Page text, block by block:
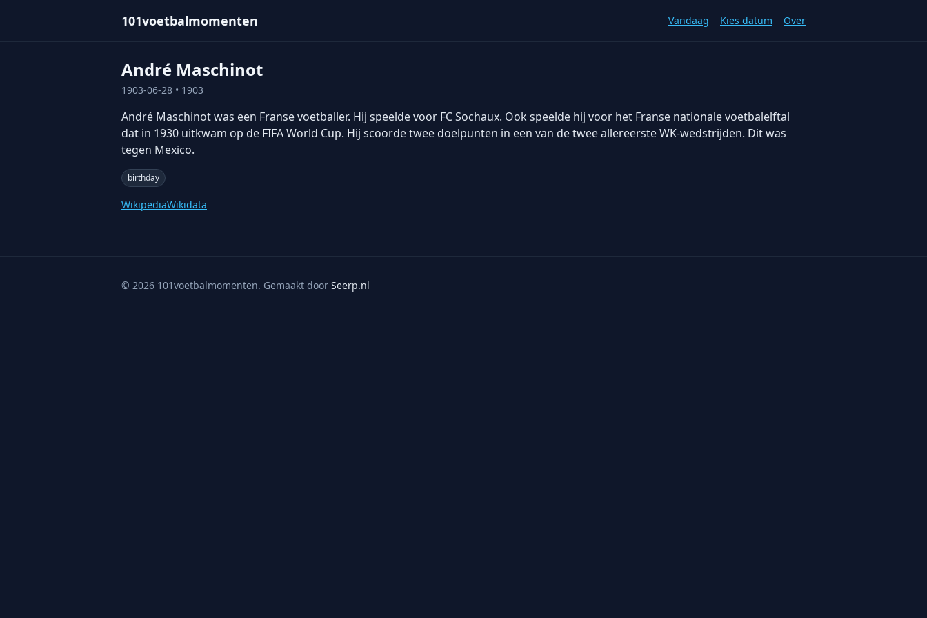
101voetbalmomenten Vandaag Kies datum Over
André Maschinot
1903-06-28 • 1903
André Maschinot was een Franse voetballer. Hij speelde voor FC Sochaux. Ook speelde hij voor het Franse nationale voetbalelftal
dat in 1930 uitkwam op de FIFA World Cup. Hij scoorde twee doelpunten in een van de twee allereerste WK-wedstrijden. Dit was
tegen Mexico.
birthday
WikipediaWikidata
© 2026 101voetbalmomenten. Gemaakt door Seerp.nl